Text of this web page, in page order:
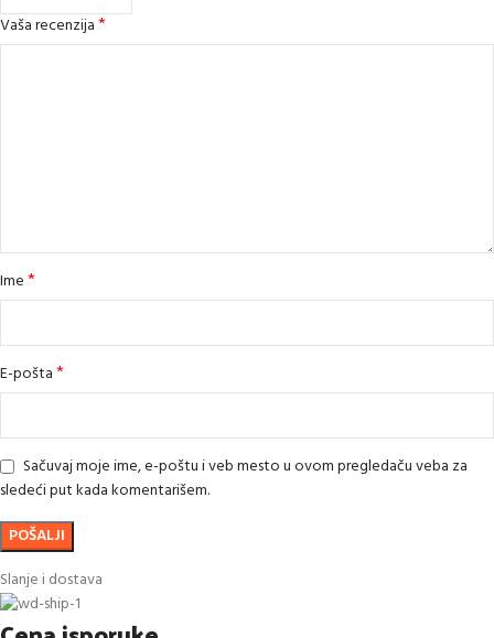
Vaša recenzija*
Ime*
E-pošta*
Sačuvaj moje ime, e-poštu i veb mesto u ovom pregledaču veba za
sledeći put kada komentarišem.
Slanje i dostava